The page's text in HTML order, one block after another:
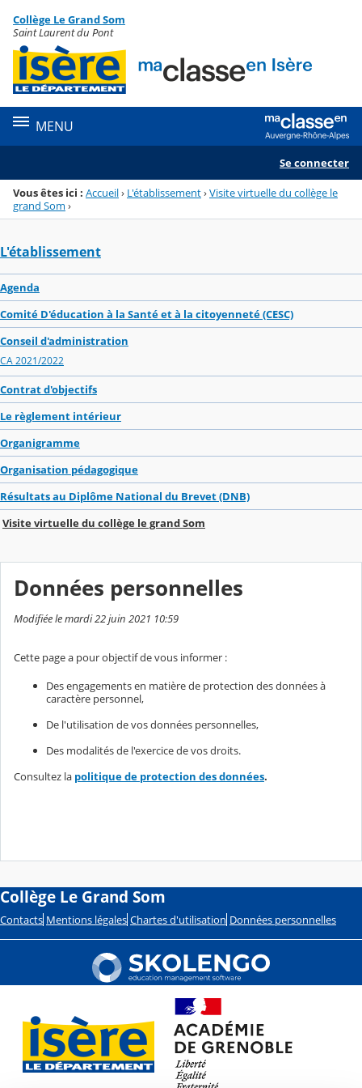
Menu de la rubrique
Contenu
Collège Le Grand Som
Saint Laurent du Pont
MENU
Se connecter
Vous êtes ici : Accueil› L'établissement›Visite virtuelle du collège le
grand Som ›
L'établissement
Agenda
Comité D'éducation à la Santé et à la citoyenneté (CESC)
Conseil d'administration
CA 2021/2022
Contrat d'objectifs
Le règlement intérieur
Organigramme
Organisation pédagogique
Résultats au Diplôme National du Brevet (DNB)
Visite virtuelle du collège le grand Som
Données personnelles
Modifiée le mardi 22 juin 2021 10:59
Cette page a pour objectif de vous informer :
Des engagements en matière de protection des données à
caractère personnel,
De l'utilisation de vos données personnelles,
Des modalités de l'exercice de vos droits.
Consultez la politique de protection des données.
Collège Le Grand Som
Contacts Mentions légales Chartes d'utilisation Données personnelles